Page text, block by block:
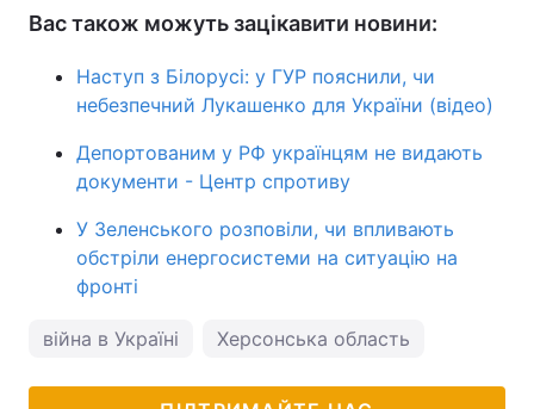
Вас також можуть зацікавити новини:
Наступ з Білорусі: у ГУР пояснили, чи
небезпечний Лукашенко для України (відео)
Депортованим у РФ українцям не видають
документи - Центр спротиву
У Зеленського розповіли, чи впливають
обстріли енергосистеми на ситуацію на
фронті
війна в Україні Херсонська область